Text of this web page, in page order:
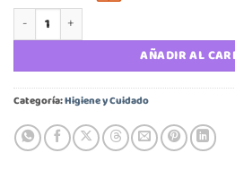
Esterilizador de mamaderas a vapor
AÑADIR AL
Categoría:Higiene y Cuidado